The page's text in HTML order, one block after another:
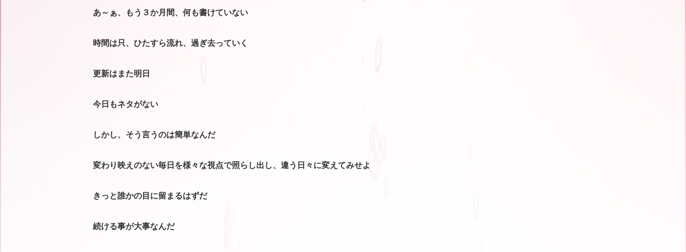
あ～ぁ、もう３か月間、何も書けていない
時間は只、ひたすら流れ、過ぎ去っていく
更新はまた明日
今日もネタがない
しかし、そう言うのは簡単なんだ
変わり映えのない毎日を様々な視点で照らし出し、違う日々に変えてみせよ
きっと誰かの目に留まるはずだ
続ける事が大事なんだ